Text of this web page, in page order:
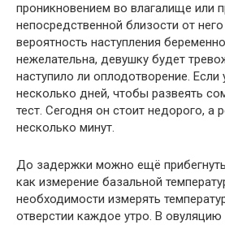
проникновением во влагалище или
непосредственной близости от
вероятность наступления
нежелательна, девушку будет
наступило ли оплодотворение.
несколько дней, чтобы развеять
тест. Сегодня он стоит недорого, а
несколько минут.
До задержки можно ещё
как измерение базальной
необходимости измерять
отверстии каждое утро. В овуляцию